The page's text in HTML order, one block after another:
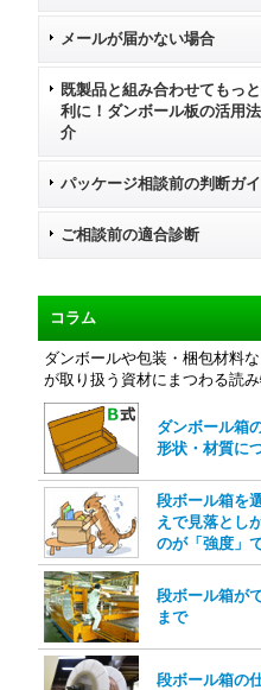
メールが届かない場合
既製品と組み合わせてもっ
利に！ダンボール板の活用
介
パッケージ相談前の判断ガ
ご相談前の適合診断
コラム
ダンボールや包装・梱包材料
が取り扱う資材にまつわる読
ダンボール箱
形状・材質に
段ボール箱を
えで見落とし
のが「強度」
段ボール箱が
まで
段ボール箱の